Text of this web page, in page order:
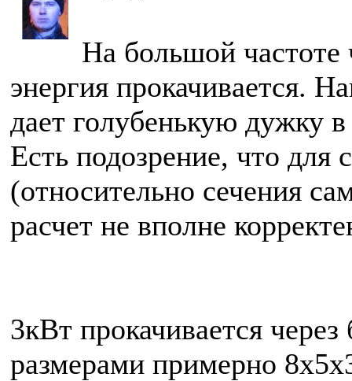
На большой частоте
энергия прокачивается.
дает голубенькую дужку
Есть подозрение, что для
(относительно сечения
расчет не вполне
3кВт прокачивается
размерами примерно